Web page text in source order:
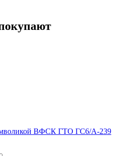
ВФСК ГТО ГС6/А-239